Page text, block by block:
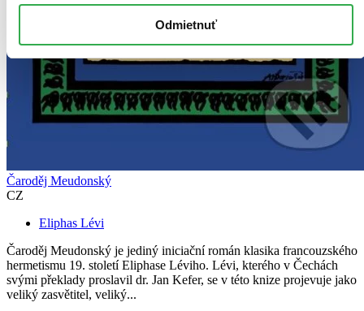
Odmietnuť
Čaroděj Meudonský
CZ
Eliphas Lévi
Čaroděj Meudonský je jediný iniciační román klasika francouzského
hermetismu 19. století Eliphase Léviho. Lévi, kterého v Čechách
svými překlady proslavil dr. Jan Kefer, se v této knize projevuje jako
veliký zasvětitel, veliký...